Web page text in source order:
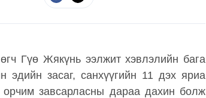
Гүө Жякүнь ээлжит хэвлэлийн бага
засаг, санхүүгийн 11 дэх яриа
завсарласны дараа дахин болж